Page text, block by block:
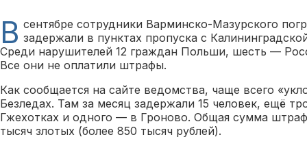
В сентябре сотрудники Варминско-Мазурского
задержали в пунктах пропуска с
Среди нарушителей 12 граждан Польши, шесть —
Все они не оплатили штрафы.
Как сообщается на сайте ведомства, чаще всего
Безледах. Там за месяц задержали 15 человек, ещё
Гжехотках и одного — в Гроново. Общая сумма
тысяч злотых (более 850 тысяч рублей).